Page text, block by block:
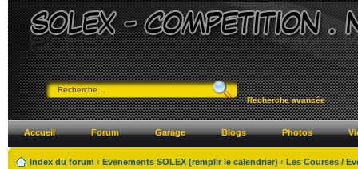
Recherche avancée
Accueil Forum Garage Blogs Photos
Index du forum ‹ Evenements SOLEX (remplir le calendrier) ‹ Les Courses /